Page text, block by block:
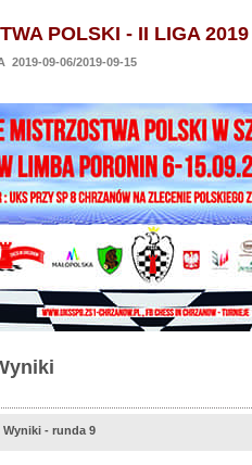
POLSKI - II LIGA 2019
2019-09-06/2019-09-15
Wyniki - runda 9